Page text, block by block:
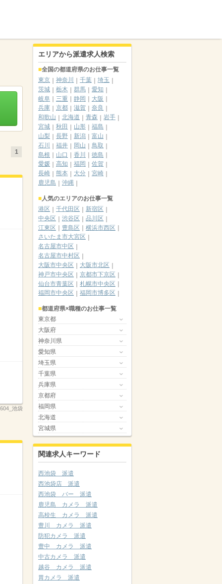
1
池袋
エリアから派遣求人検索
全国の都道府県のお仕事一覧
東京
神奈川 千葉
埼玉
茨城
栃木 群馬
愛知
岐阜
三重 静岡
大阪
兵庫
京都 滋賀
奈良
和歌山
北海道 青森
岩手
宮城
秋田 山形
福島
山梨
長野 新潟
富山
石川
福井 岡山
鳥取
島根
山口 香川
徳島
愛媛
高知 福岡
佐賀
長崎
熊本 大分
宮崎
鹿児島
沖縄
人気のエリアのお仕事一覧
港区
千代田区
新宿区
中央区
渋谷区
品川区
江東区
豊島区
横浜市西区
さいたま市大宮区
名古屋市中区
名古屋市中村区
大阪市中央区
大阪市北区
神戸市中央区
京都市下京区
仙台市青葉区
札幌市中央区
福岡市中央区
福岡市博多区
都道府県×職種のお仕事一覧
東京都
大阪府
神奈川県
愛知県
埼玉県
千葉県
兵庫県
京都府
福岡県
北海道
宮城県
関連求人キーワード
西池袋 派遣
西池袋店 派遣
西池袋 バー 派遣
鹿児島 カメラ 派遣
高校生 カメラ 派遣
豊川 カメラ 派遣
防犯カメラ 派遣
豊中 カメラ 派遣
中古カメラ 派遣
越谷 カメラ 派遣
胃カメラ 派遣